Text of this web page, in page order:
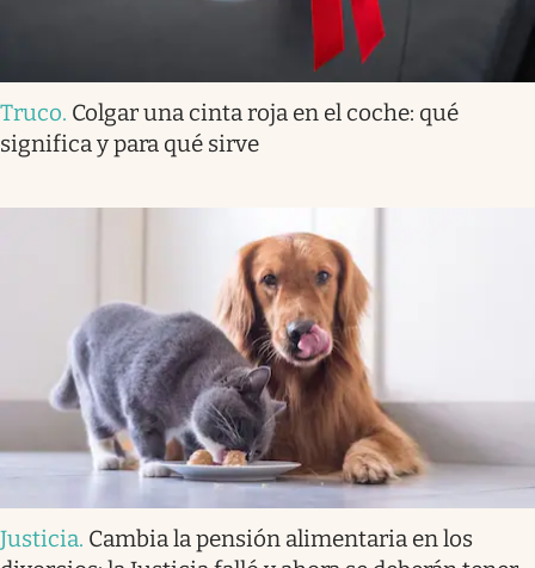
Truco. Colgar una cinta roja en el coche: qué
significa y para qué sirve
Justicia. Cambia la pensión alimentaria en los